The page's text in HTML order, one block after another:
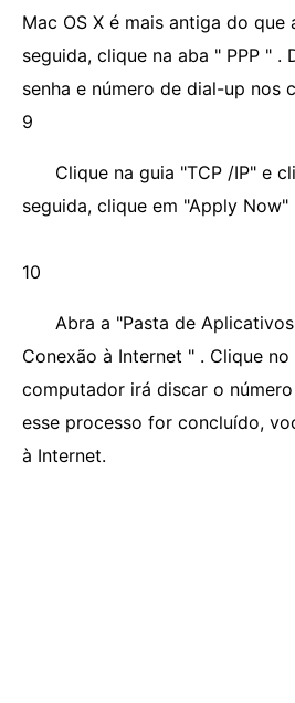
Mac OS X é mais antiga do que
seguida, clique na aba " PPP " .
senha e número de dial-up nos
9
Clique na guia "TCP /IP" e
seguida, clique em "Apply Now"
10
Abra a "Pasta de
Conexão à Internet " . Clique
computador irá discar o
esse processo for concluído,
à Internet.